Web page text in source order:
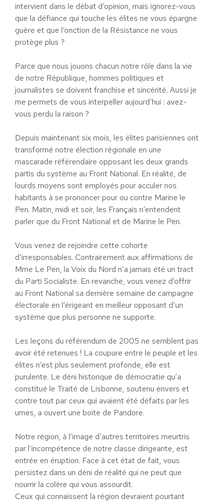
intervient dans le débat d’opinion, mais ignorez-vous
que la défiance qui touche les élites ne vous épargne
guère et que l’onction de la Résistance ne vous
protège plus ?
Parce que nous jouons chacun notre rôle dans la vie
de notre République, hommes politiques et
journalistes se doivent franchise et sincérité. Aussi je
me permets de vous interpeller aujourd’hui : avez-
vous perdu la raison ?
Depuis maintenant six mois, les élites parisiennes ont
transformé notre élection régionale en une
mascarade référendaire opposant les deux grands
partis du système au Front National. En réalité, de
lourds moyens sont employés pour acculer nos
habitants à se prononcer pour ou contre Marine le
Pen. Matin, midi et soir, les Français n’entendent
parler que du Front National et de Marine le Pen.
Vous venez de rejoindre cette cohorte
d’irresponsables. Contrairement aux affirmations de
Mme Le Pen, la Voix du Nord n’a jamais été un tract
du Parti Socialiste. En revanche, vous venez d’offrir
au Front National sa dernière semaine de campagne
électorale en l’érigeant en meilleur opposant d’un
système que plus personne ne supporte.
Les leçons du référendum de 2005 ne semblent pas
avoir été retenues ! La coupure entre le peuple et les
élites n’est plus seulement profonde, elle est
purulente. Le déni historique de démocratie qu’a
constitué le Traité de Lisbonne, soutenu envers et
contre tout par ceux qui avaient été défaits par les
urnes, a ouvert une boite de Pandore.
Notre région, à l’image d’autres territoires meurtris
par l’incompétence de notre classe dirigeante, est
entrée en éruption. Face à cet état de fait, vous
persistez dans un déni de réalité qui ne peut que
nourrir la colère qui vous assourdit.
Ceux qui connaissent la région devraient pourtant